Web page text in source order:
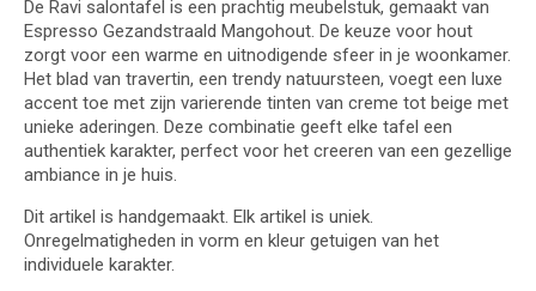
De Ravi salontafel is een prachtig meubelstuk, gemaakt van
Espresso Gezandstraald Mangohout. De keuze voor hout
zorgt voor een warme en uitnodigende sfeer in je woonkamer.
Het blad van travertin, een trendy natuursteen, voegt een luxe
accent toe met zijn varierende tinten van creme tot beige met
unieke aderingen. Deze combinatie geeft elke tafel een
authentiek karakter, perfect voor het creeren van een gezellige
ambiance in je huis.
Dit artikel is handgemaakt. Elk artikel is uniek.
Onregelmatigheden in vorm en kleur getuigen van het
individuele karakter.